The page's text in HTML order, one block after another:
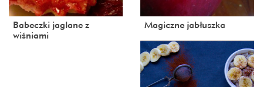
Babeczki jaglane z
wiśniami
Magiczne jabłuszka